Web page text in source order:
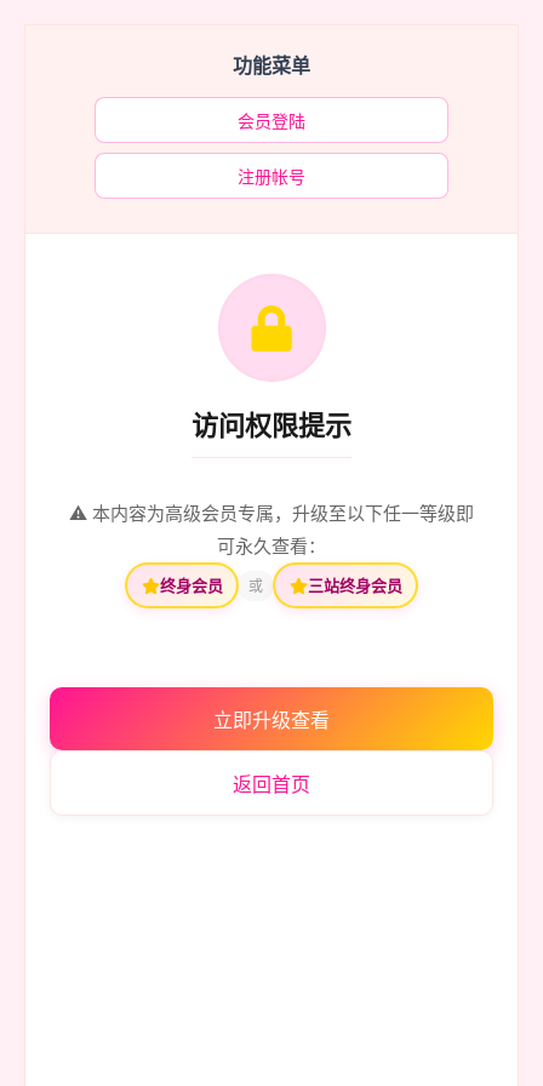
功能菜单
会员登陆
注册帐号
访问权限提示
⚠️ 本内容为高级会员专属，升级至以下任一等级即
可永久查看：
终身会员 或 三站终身会员
立即升级查看
返回首页